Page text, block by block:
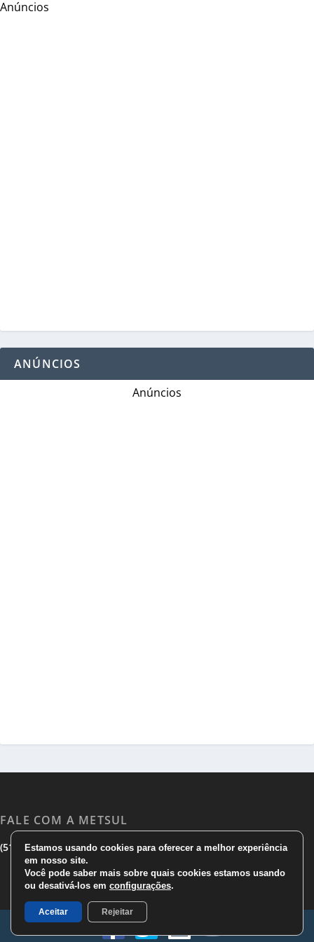
Anúncios
ANÚNCIOS
Anúncios
FALE COM A METSUL
(51) 3533 1983|(51)3785 7752|comercial@metsul.com
Estamos usando cookies para oferecer a melhor experiência
em nosso site.
Você pode saber mais sobre quais cookies estamos usando
ou desativá-los em configurações.
Aceitar Rejeitar